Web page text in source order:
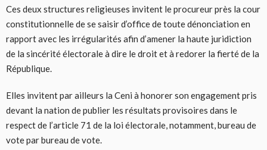
Ces deux structures religieuses invitent le procureur près la cour
constitutionnelle de se saisir d’office de toute dénonciation en
rapport avec les irrégularités afin d’amener la haute juridiction
de la sincérité électorale à dire le droit et à redorer la fierté de la
République.
Elles invitent par ailleurs la Ceni à honorer son engagement pris
devant la nation de publier les résultats provisoires dans le
respect de l’article 71 de la loi électorale, notamment, bureau de
vote par bureau de vote.